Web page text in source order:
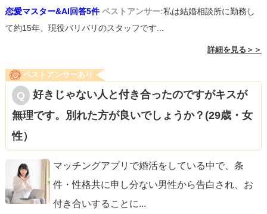
恋愛マスター&AI回答5件 ベストアンサー:私は結婚相談所に勤務し
て約15年、現役バリバリのスタッフです...
詳細を見る＞＞
ベストアンサーあり
好きじゃない人と付き合ったのですがキスが
無理です。別れた方が良いでしょうか？(29歳・女
性）
マッチングアプリで婚活をしている中で、条
件・性格共に申し分ない男性から告白され、お
付き合いすることに...